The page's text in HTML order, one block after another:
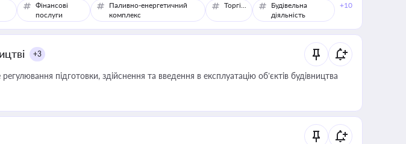
Фінансові
послуги
Паливно-енергетичний
комплекс
Торгівля
Будівельна
діяльність
+10
+3
підготовки, здійснення та введення в експлуатацію об’єктів будівництва